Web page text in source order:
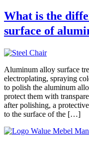
What is the
surface of
Aluminum alloy surface
electroplating, spraying
to polish the aluminum
protect them with
after polishing, a
to the surface of the […]